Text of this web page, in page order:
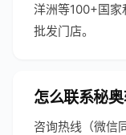
洋洲等100+国家
批发门店。
怎么联系秘奥
咨询热线（微信